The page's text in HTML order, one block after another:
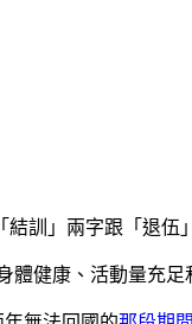
訓」兩字跟「退伍
健康、活動量充